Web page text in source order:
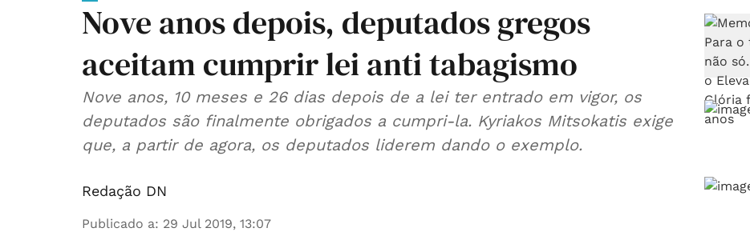
Nove anos depois, deputados gregos
aceitam cumprir lei anti tabagismo
Nove anos, 10 meses e 26 dias depois de a lei ter entrado em vigor, os
deputados são finalmente obrigados a cumpri-la. Kyriakos Mitsokatis exige
que, a partir de agora, os deputados liderem dando o exemplo.
Redação DN
Publicado a: 29 Jul 2019, 13:07